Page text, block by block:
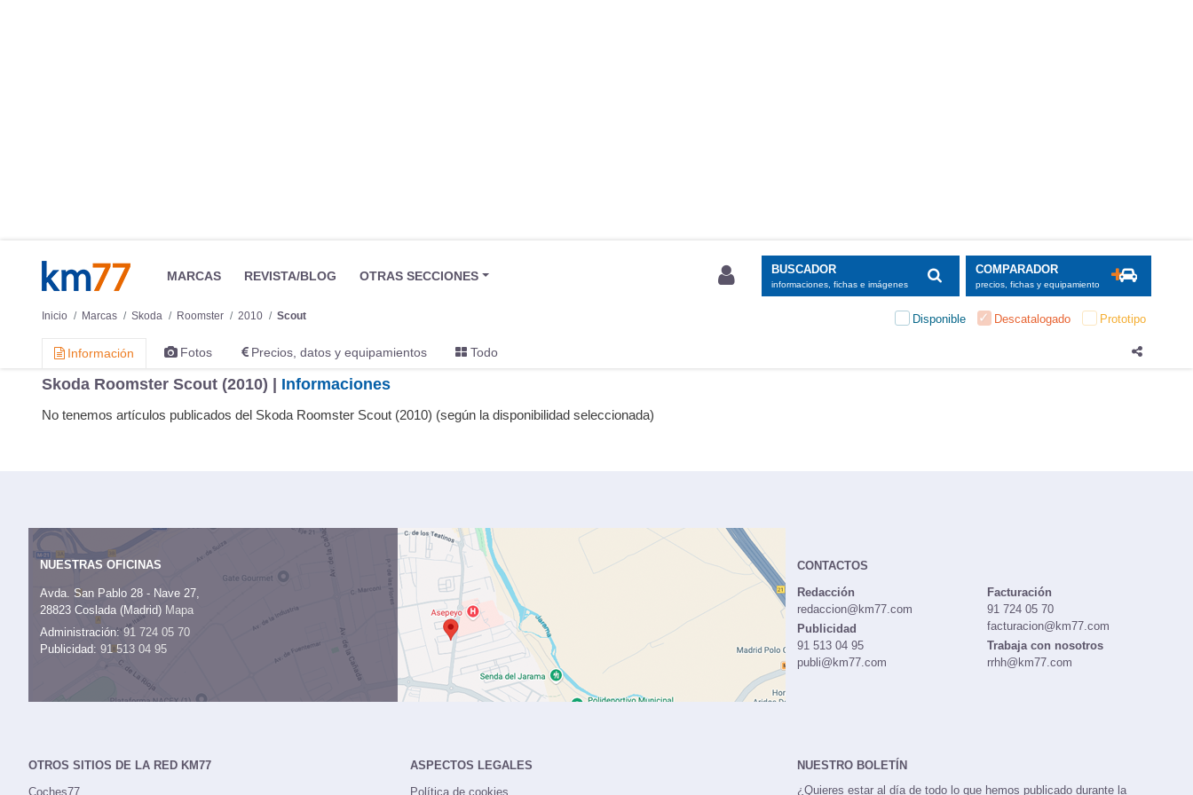
MARCAS REVISTA/BLOG OTRAS SECCIONES BUSCADOR
informaciones, fichas e imágenes
COMPARADOR
precios, fichas y equipamiento
Inicio Marcas Skoda Roomster 2010 Scout Disponible Descatalogado Prototipo
Información Fotos Precios, datos y equipamientos Todo
Skoda Roomster Scout (2010) | Informaciones
No tenemos artículos publicados del Skoda Roomster Scout (2010) (según la disponibilidad seleccionada)
NUESTRAS OFICINAS
Avda. San Pablo 28 - Nave 27,
28823 Coslada (Madrid) Mapa
Administración:91 724 05 70
Publicidad: 91 513 04 95
CONTACTOS
Redacción
redaccion@km77.com
Publicidad
91 513 04 95
publi@km77.com
Facturación
91 724 05 70
facturacion@km77.com
Trabaja con nosotros
rrhh@km77.com
OTROS SITIOS DE LA RED KM77
Coches77
ASPECTOS LEGALES
Política de cookies
NUESTRO BOLETÍN
¿Quieres estar al día de todo lo que hemos publicado durante la